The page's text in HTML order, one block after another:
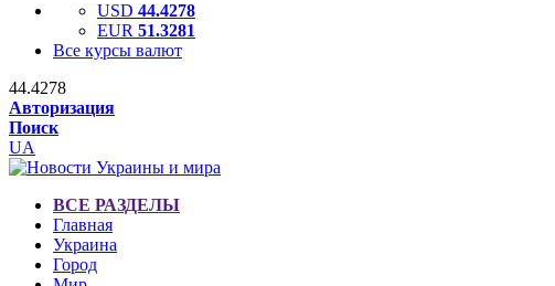
USD 44.4278
EUR 51.3281
Все курсы валют
44.4278
Авторизация
Поиск
UA
ВСЕ РАЗДЕЛЫ
Главная
Украина
Город